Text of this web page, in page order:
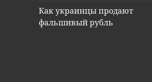
Как украинцы продают
фальшивый рубль